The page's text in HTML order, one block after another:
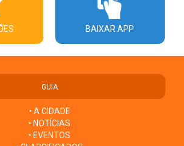
BAIXAR APP
GUIA
• A CIDADE
• NOTÍCIAS
• EVENTOS